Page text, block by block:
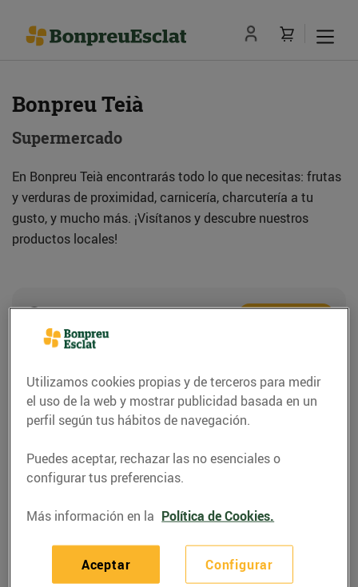
Bonpreu Teià
Supermercado
En Bonpreu Teià encontrarás todo lo que necesitas: frutas
y verduras de proximidad, carnicería, charcutería a tu
gusto, y mucho más. ¡Visítanos y descubre nuestros
productos locales!
Dirección Cómo llegar
Pg. de la Riera, s/n (08329) Teià
Teléfono
936899422
Horarios Bonpreu Teià
06/08/2026 09:00-21:30
Utilizamos cookies propias y de terceros para medir
el uso de la web y mostrar publicidad basada en un
perfil según tus hábitos de navegación.
Puedes aceptar, rechazar las no esenciales o
configurar tus preferencias.
Más información en la Política de Cookies.
Configurar
Aceptar